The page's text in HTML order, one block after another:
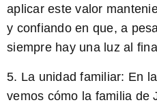
aplicar este valor
y confiando en que, a
siempre hay una luz al
5. La unidad familiar: En
vemos cómo la familia de